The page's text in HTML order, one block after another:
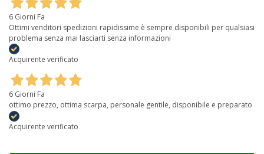
6 Giorni Fa
Ottimi venditori spedizioni rapidissime è sempre disponibili per qualsiasi
problema senza mai lasciarti senza informazioni
Acquirente verificato
6 Giorni Fa
ottimo prezzo, ottima scarpa, personale gentile, disponibile e preparato
Acquirente verificato